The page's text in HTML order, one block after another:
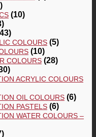
(10)
COLOURS (5)
(10)
COLOURS (28)
ACRYLIC COLOURS
OIL COLOURS (6)
PASTELS (6)
WATER COLOURS –